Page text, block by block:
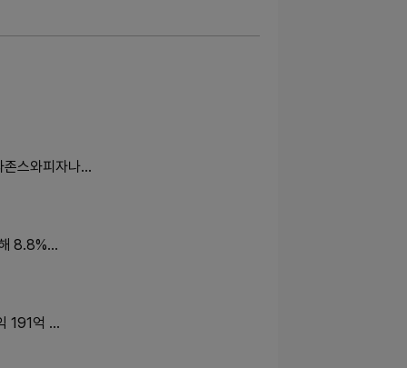
존스와피자나…
8.8%…
191억 …